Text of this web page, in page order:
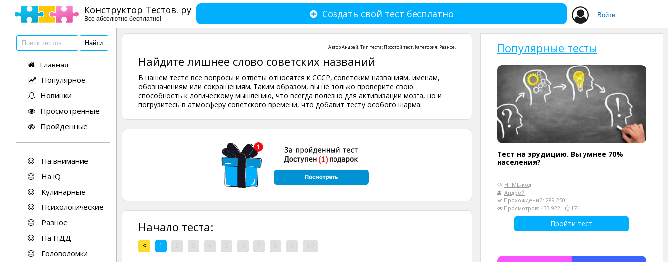
Конструктор Тестов. ру
Все абсолютно бесплатно! Войти
Создать свой тест бесплатно
Главная
Популярное
Новинки
Просмотренные
Пройденные
На внимание
На iQ
Кулинарные
Психологические
Разное
На ПДД
Головоломки
АвторАндрей. Тип теста: Простой тест. Категория: Разное.
Найдите лишнее слово советских названий
В нашем тесте все вопросы и ответы относятся к СССР, советским названиям, именам,
обозначениям или сокращениям. Таким образом, вы не только проверите свою
способность к логическому мышлению, что всегда полезно для активизации мозга, но и
погрузитесь в атмосферу советского времени, что добавит тесту особого шарма.
Начало теста:
< 1
Популярные тесты
Тест на эрудицию. Вы умнее 70%
населения?
HTML-код
Андрей
Прохождений: 289 250
Просмотров: 433 922
174
Пройти тест